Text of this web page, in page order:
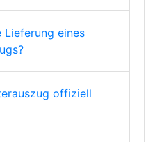
eines
offiziell